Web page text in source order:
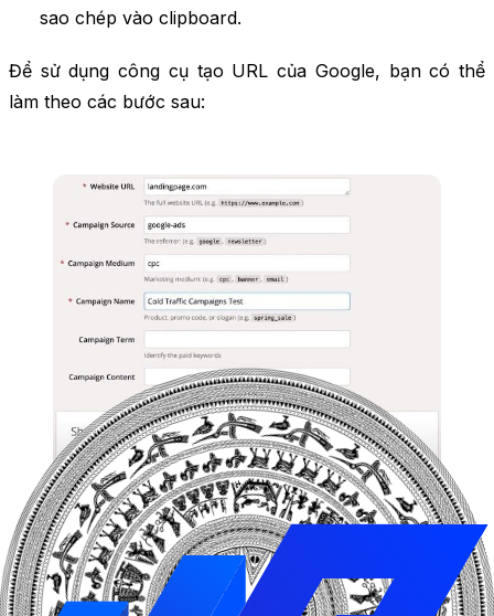
sao chép vào clipboard.
Để sử dụng công cụ tạo URL của Google, bạn có thể
làm theo các bước sau: